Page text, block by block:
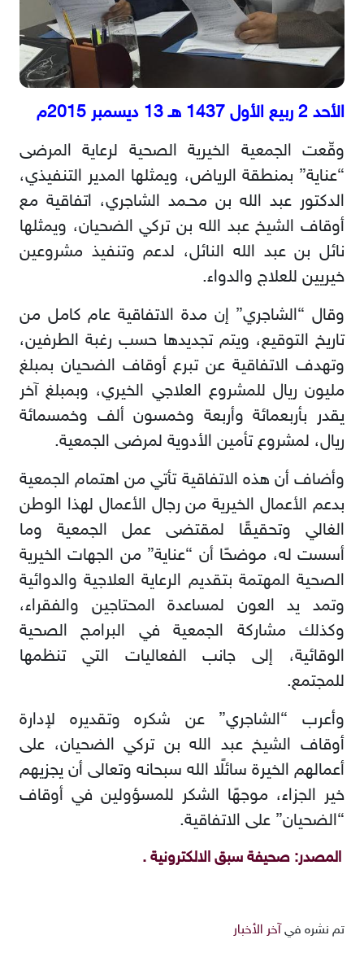
الأحد 2 ربيع الأول 1437 هـ 13 ديسمبر 2015م
وقّعت الجمعية الخيرية الصحية لرعاية المرضى
“عناية” بمنطقة الرياض، ويمثلها المدير التنفيذي،
الدكتور عبد الله بن محـمد الشاجري، اتفاقية مع
أوقاف الشيخ عبد الله بن تركي الضحيان، ويمثلها
نائل بن عبد الله النائل، لدعم وتنفيذ مشروعين
خيريين للعلاج والدواء.
وقال “الشاجري” إن مدة الاتفاقية عام كامل من
تاريخ التوقيع، ويتم تجديدها حسب رغبة الطرفين،
وتهدف الاتفاقية عن تبرع أوقاف الضحيان بمبلغ
مليون ريال للمشروع العلاجي الخيري، وبمبلغ آخر
يقدر بأربعمائة وأربعة وخمسون ألف وخمسمائة
ريال، لمشروع تأمين الأدوية لمرضى الجمعية.
وأضاف أن هذه الاتفاقية تأتي من اهتمام الجمعية
بدعم الأعمال الخيرية من رجال الأعمال لهذا الوطن
الغالي وتحقيقًا لمقتضى عمل الجمعية وما
أسست له، موضحًا أن “عناية” من الجهات الخيرية
الصحية المهتمة بتقديم الرعاية العلاجية والدوائية
وتمد يد العون لمساعدة المحتاجين والفقراء،
وكذلك مشاركة الجمعية في البرامج الصحية
الوقائية، إلى جانب الفعاليات التي تنظمها
للمجتمع.
وأعرب “الشاجري” عن شكره وتقديره لإدارة
أوقاف الشيخ عبد الله بن تركي الضحيان، على
أعمالهم الخيرة سائلًا الله سبحانه وتعالى أن يجزيهم
خير الجزاء، موجهًا الشكر للمسؤولين في أوقاف
“الضحيان” على الاتفاقية.
المصدر: صحيفة سبق الالكترونية .
تم نشره في آخر الأخبار